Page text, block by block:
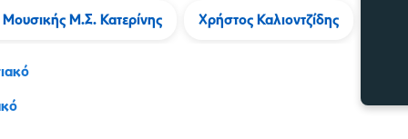
Μ.Σ. Κατερίνης Χρήστος Καλιοντζίδης